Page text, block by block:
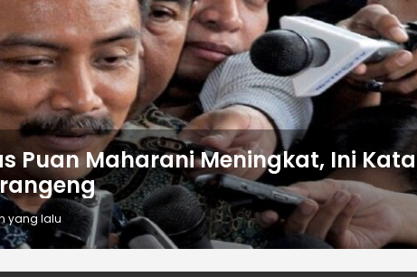
Puan Maharani Meningkat, Ini Kata
yang lalu